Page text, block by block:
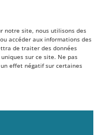
notre site, nous utilisons des
accéder aux informations des
de traiter des données
sur ce site. Ne pas
effet négatif sur certaines